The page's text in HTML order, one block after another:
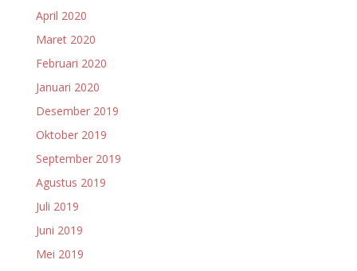
April 2020
Maret 2020
Februari 2020
Januari 2020
Desember 2019
Oktober 2019
September 2019
Agustus 2019
Juli 2019
Juni 2019
Mei 2019